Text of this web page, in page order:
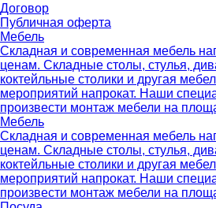
Договор
Публичная оферта
Мебель
Складная и современная мебель
ценам. Складные столы, стулья,
коктейльные столики и другая
мероприятий напрокат. Наши
произвести монтаж мебели на
Мебель
Складная и современная мебель
ценам. Складные столы, стулья,
коктейльные столики и другая
мероприятий напрокат. Наши
произвести монтаж мебели на